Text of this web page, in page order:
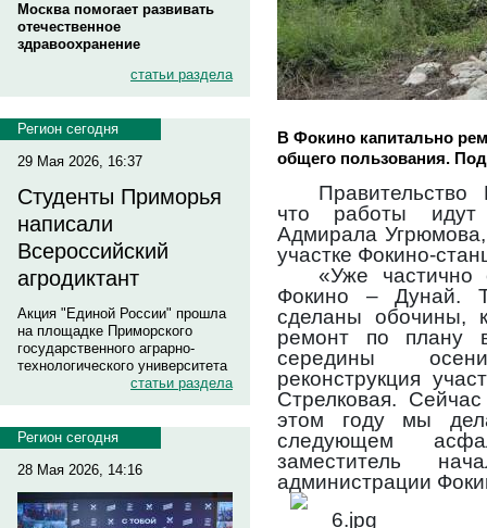
Москва помогает развивать
отечественное
здравоохранение
статьи раздела
Регион сегодня
29 Мая 2026, 16:37
Студенты Приморья
написали
Всероссийский
агродиктант
Акция "Единой России" прошла
на площадке Приморского
государственного аграрно-
технологического университета
статьи раздела
Регион сегодня
28 Мая 2026, 14:16
В Фокино капитально
общего пользования.
что работы идут
Адмирала
участке Фокино-
«Уже частично
Фокино – Дунай.
сделаны обочины,
ремонт по плану
середины
реконструкция
Стрелковая.
этом году мы
следующем
заместитель
администрации